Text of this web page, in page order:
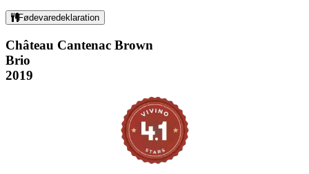
Fødevaredeklaration
Château Cantenac Brown
Brio
2019